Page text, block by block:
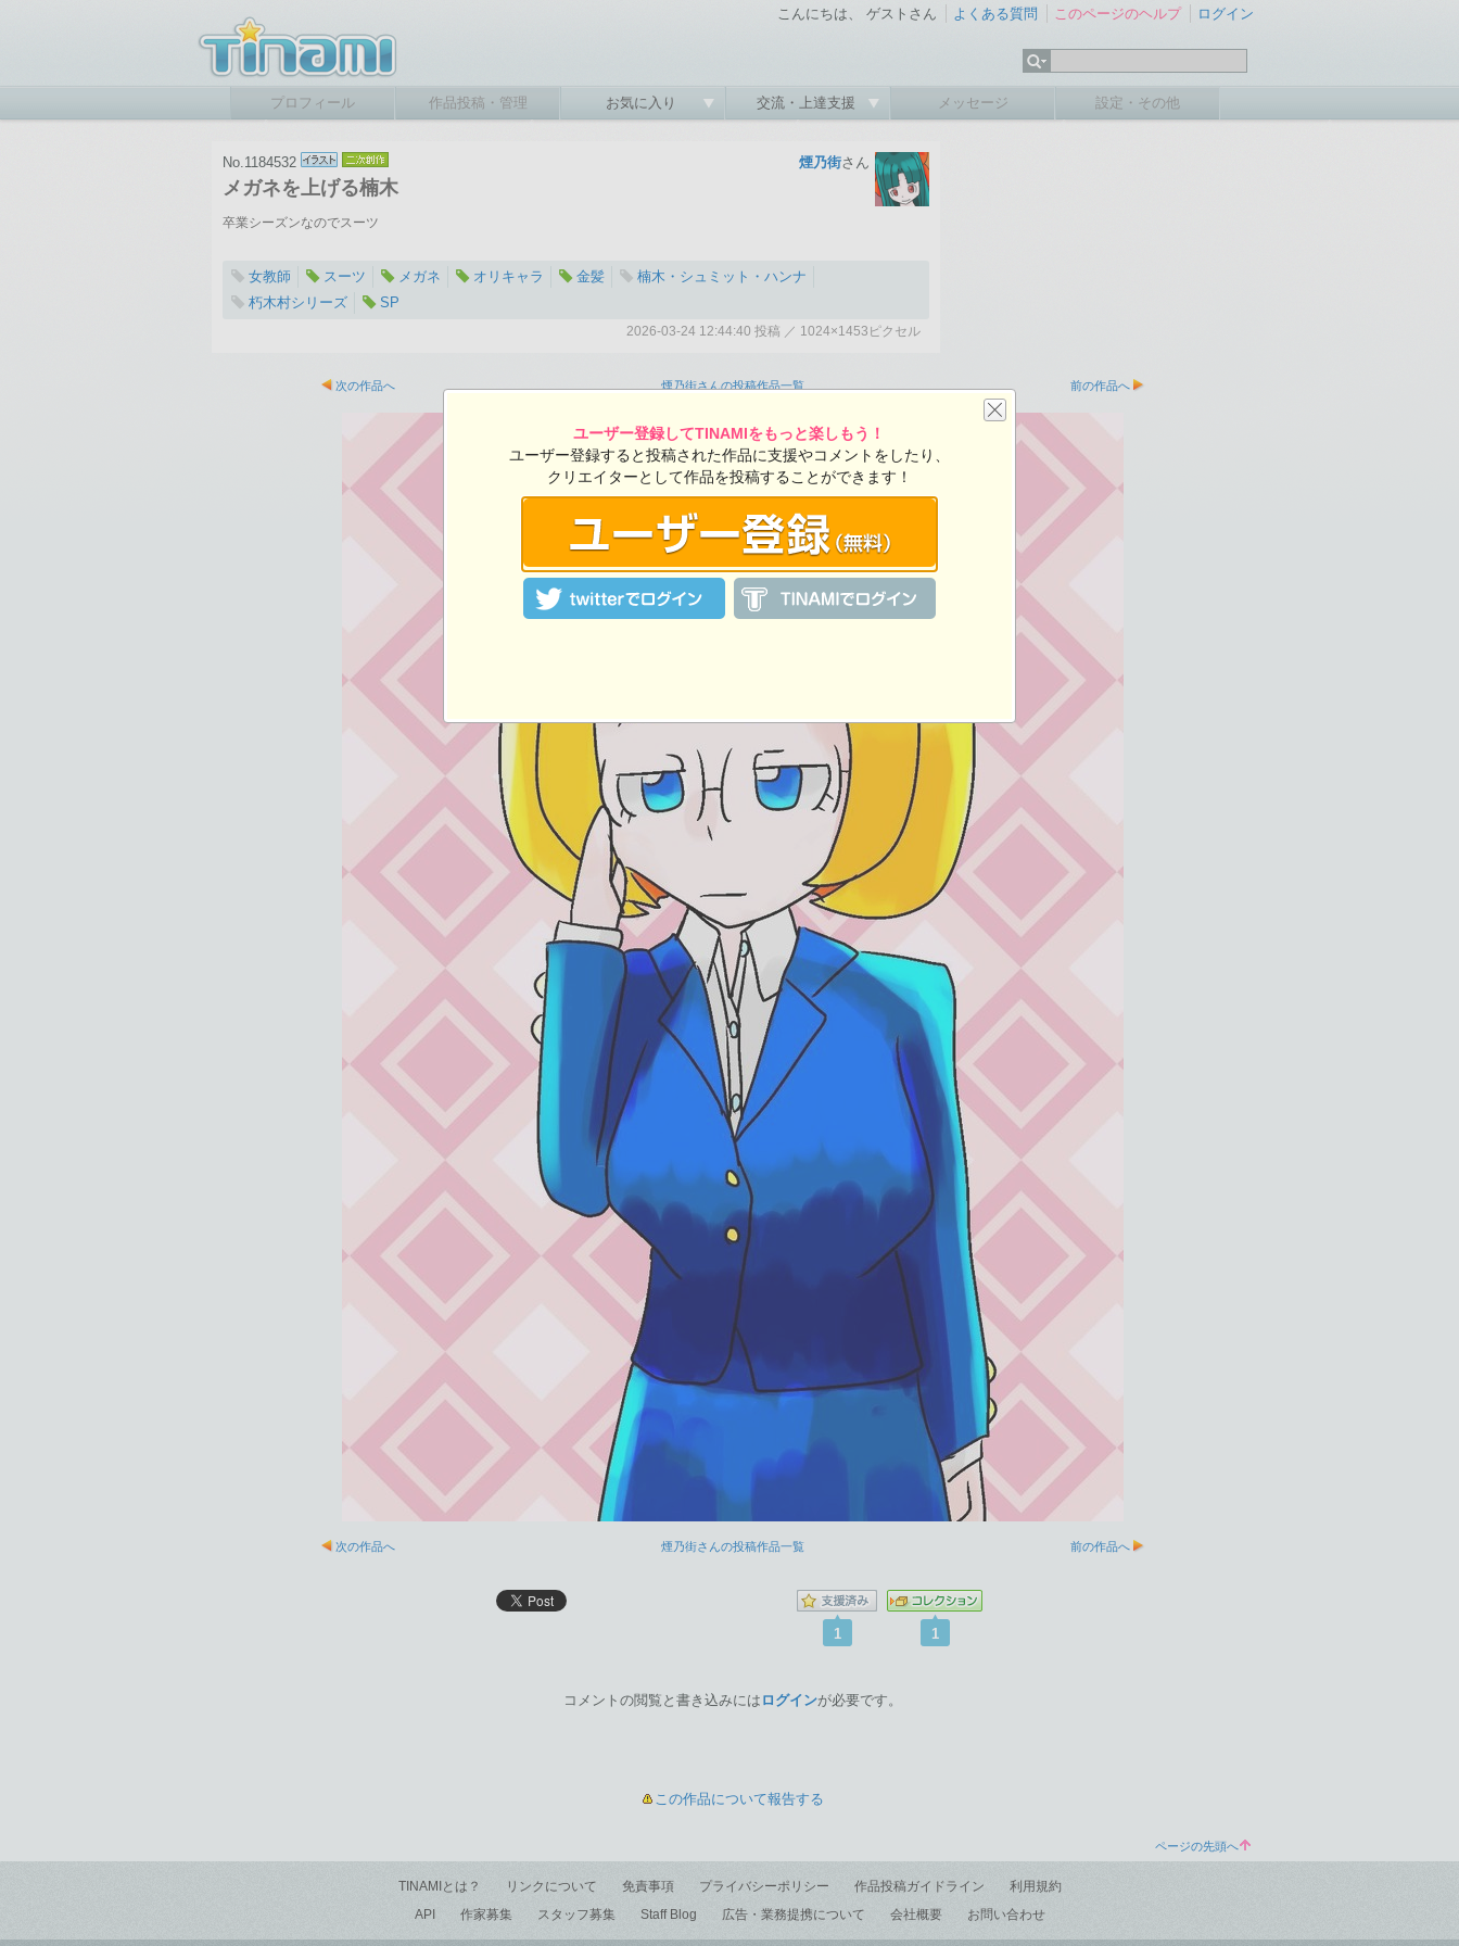
こんにちは、 ゲストさん よくある質問 このページのヘルプ ログイン
プロフィール 作品投稿・管理 お気に入り 交流・上達支援 メッセージ 設定・その他
No.1184532
メガネを上げる楠木
煙乃街さん
卒業シーズンなのでスーツ
女教師 スーツ メガネ オリキャラ 金髪
楠木・シュミット・ハンナ
朽木村シリーズ
SP
2026-03-24 12:44:40 投稿 ／ 1024×1453ピクセル
次の作品へ 煙乃街さんの投稿作品一覧 前の作品へ
1024×1453ピクセル
次の作品へ 煙乃街さんの投稿作品一覧 前の作品へ
1 1
コメントの閲覧と書き込みには ログインが必要です。
この作品について報告する
ページの先頭へ
TINAMIとは？ リンクについて 免責事項 プライバシーポリシー 作品投稿ガイドライン
利用規約
API
作家募集 スタッフ募集 Staff Blog 広告・業務提携について 会社概要 お問い合わせ
ユーザー登録してTINAMIをもっと楽しもう！
ユーザー登録すると投稿された作品に支援やコメントをしたり、
クリエイターとして作品を投稿することができます！